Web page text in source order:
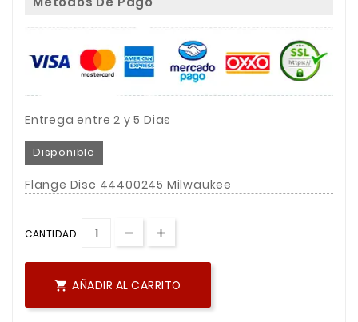
Entrega entre 2 y 5 Dias
Disponible
Flange Disc 44400245 Milwaukee
CANTIDAD
 AÑADIR AL CARRITO